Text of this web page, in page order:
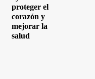
proteger el
corazón y
mejorar la
salud